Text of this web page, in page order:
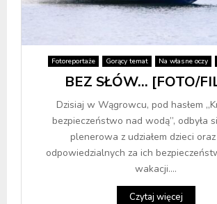
Fotoreportaże Gorący temat Na własne oczy
BEZ SŁÓW… [FOTO/
Dzisiaj w Wągrowcu, pod hasłem
bezpieczeństwo nad wodą”, odbyła
plenerowa z udziałem dzieci oraz
odpowiedzialnych za ich
wakacji....
Czytaj więcej